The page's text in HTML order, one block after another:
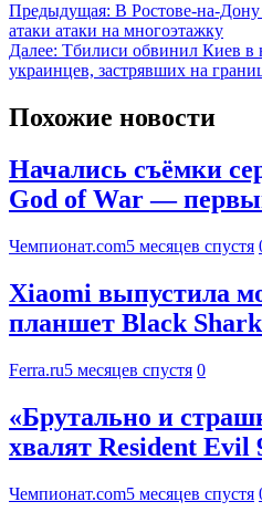
Предыдущая: В Ростове-на-
атаки атаки на многоэтажку
Далее: Тбилиси обвинил Киев в
украинцев, застрявших на
Похожие новости
Начались съёмки
God of War —
Чемпионат.com5 месяцев спустя
Xiaomi выпустила
планшет Black
Ferra.ru5 месяцев спустя 0
«Брутально и
хвалят Resident Evil
Чемпионат.com5 месяцев спустя